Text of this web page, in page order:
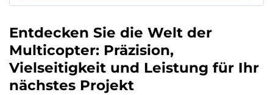
Entdecken Sie die Welt der
Multicopter: Präzision,
Vielseitigkeit und Leistung für Ihr
nächstes Projekt